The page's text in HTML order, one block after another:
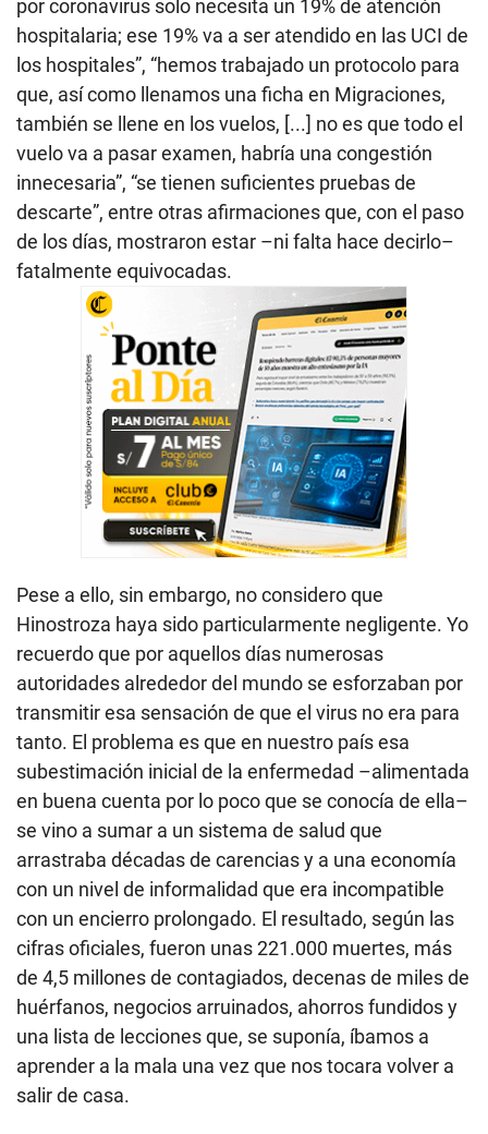
por coronavirus solo necesita un 19% de atención
hospitalaria; ese 19% va a ser atendido en las UCI de
los hospitales”, “hemos trabajado un protocolo para
que, así como llenamos una ficha en Migraciones,
también se llene en los vuelos, [...] no es que todo el
vuelo va a pasar examen, habría una congestión
innecesaria”, “se tienen suficientes pruebas de
descarte”, entre otras afirmaciones que, con el paso
de los días, mostraron estar –ni falta hace decirlo–
fatalmente equivocadas.
Pese a ello, sin embargo, no considero que
Hinostroza haya sido particularmente negligente. Yo
recuerdo que por aquellos días numerosas
autoridades alrededor del mundo se esforzaban por
transmitir esa sensación de que el virus no era para
tanto. El problema es que en nuestro país esa
subestimación inicial de la enfermedad –alimentada
en buena cuenta por lo poco que se conocía de ella–
se vino a sumar a un sistema de salud que
arrastraba décadas de carencias y a una economía
con un nivel de informalidad que era incompatible
con un encierro prolongado. El resultado, según las
cifras oficiales, fueron unas 221.000 muertes, más
de 4,5 millones de contagiados, decenas de miles de
huérfanos, negocios arruinados, ahorros fundidos y
una lista de lecciones que, se suponía, íbamos a
aprender a la mala una vez que nos tocara volver a
salir de casa.